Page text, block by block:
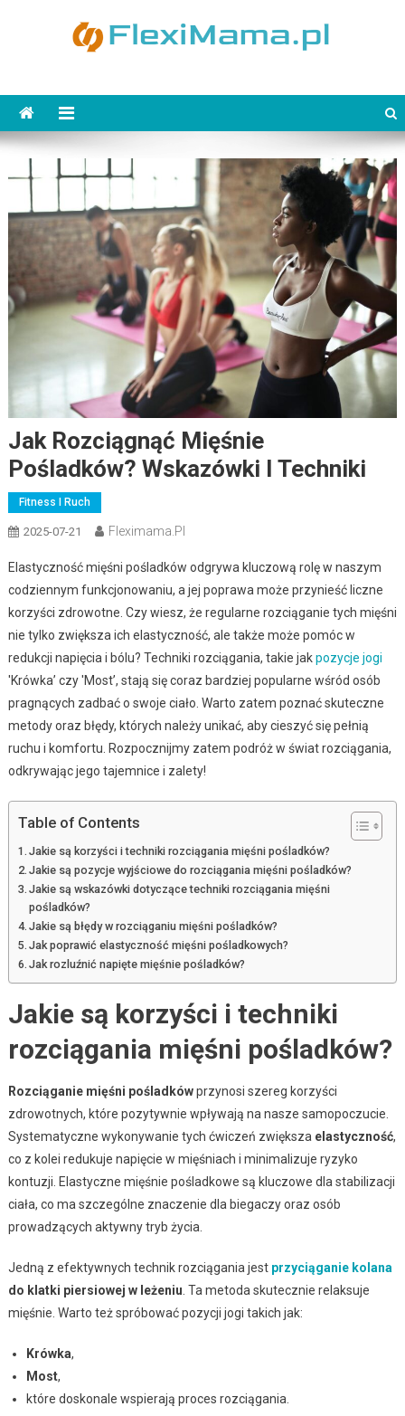
Jak Rozciągnąć Mięśnie
Pośladków? Wskazówki I Techniki
Fitness I Ruch
2025-07-21 Fleximama.pl
Elastyczność mięśni pośladków odgrywa kluczową rolę w naszym
codziennym funkcjonowaniu, a jej poprawa może przynieść liczne
korzyści zdrowotne. Czy wiesz, że regularne rozciąganie tych mięśni
nie tylko zwiększa ich elastyczność, ale także może pomóc w
redukcji napięcia i bólu? Techniki rozciągania, takie jakpozycje jogi
'Krówka’ czy 'Most’, stają się coraz bardziej popularne wśród osób
pragnących zadbać o swoje ciało. Warto zatem poznać skuteczne
metody oraz błędy, których należy unikać, aby cieszyć się pełnią
ruchu i komfortu. Rozpocznijmy zatem podróż w świat rozciągania,
odkrywając jego tajemnice i zalety!
Table of Contents
Jakie są korzyści i techniki rozciągania mięśni pośladków?
Jakie są pozycje wyjściowe do rozciągania mięśni pośladków?
Jakie są wskazówki dotyczące techniki rozciągania mięśni
pośladków?
Jakie są błędy w rozciąganiu mięśni pośladków?
Jak poprawić elastyczność mięśni pośladkowych?
Jak rozluźnić napięte mięśnie pośladków?
Jakie są korzyści i techniki
rozciągania mięśni pośladków?
Rozciąganie mięśni pośladkówprzynosi szereg korzyści
zdrowotnych, które pozytywnie wpływają na nasze samopoczucie.
Systematyczne wykonywanie tych ćwiczeń zwiększa elastyczność,
co z kolei redukuje napięcie w mięśniach i minimalizuje ryzyko
kontuzji. Elastyczne mięśnie pośladkowe są kluczowe dla stabilizacji
ciała, co ma szczególne znaczenie dla biegaczy oraz osób
prowadzących aktywny tryb życia.
Jedną z efektywnych technik rozciągania jest przyciąganie kolana
do klatki piersiowej w leżeniu . Ta metoda skutecznie relaksuje
mięśnie. Warto też spróbować pozycji jogi takich jak:
Krówka,
Most,
które doskonale wspierają proces rozciągania.